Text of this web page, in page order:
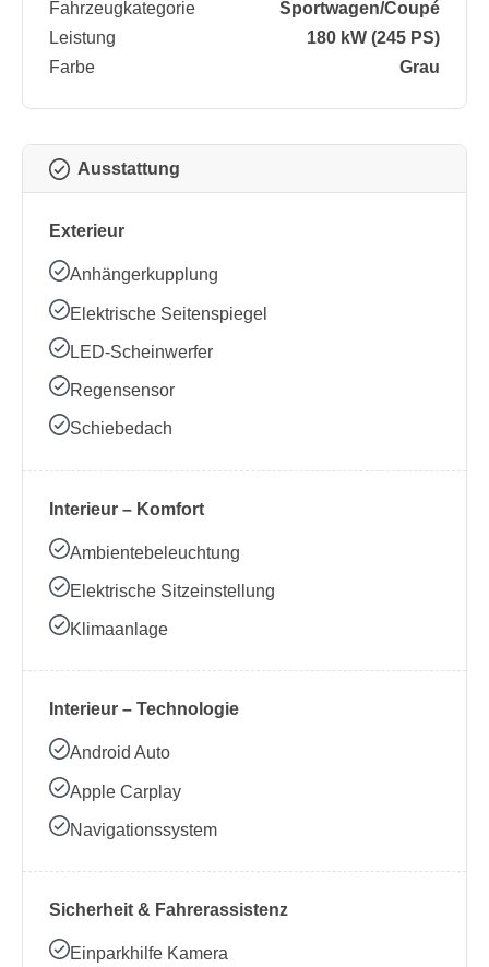
Fahrzeugkategorie
Sportwagen/​Coupé
Leistung
180 kW (245 PS)
Farbe
Grau
Ausstattung
Exterieur
Anhängerkupplung
Elektrische Seitenspiegel
LED-Scheinwerfer
Regensensor
Schiebedach
Interieur – Komfort
Ambientebeleuchtung
Elektrische Sitzeinstellung
Klimaanlage
Interieur – Technologie
Android Auto
Apple Carplay
Navigationssystem
Sicherheit & Fahrerassistenz
Einparkhilfe Kamera